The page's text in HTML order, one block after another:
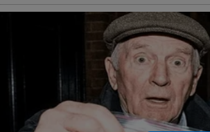
Nota da Secretaria Municipal de Saúde
Em nota oficial, a Secretaria Municipal de
relação ao atendimento de Gutto
do Ministério da Saúde.
Após o primeiro atendimento em março